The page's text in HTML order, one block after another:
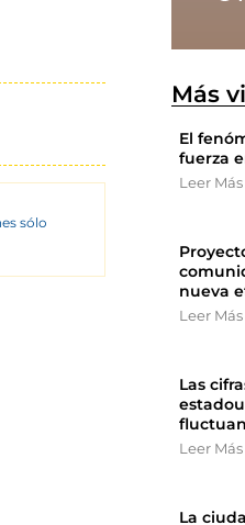
sólo
Más
El
fuerza
Leer Más
nueva
Leer Más
Las
Leer Más
La